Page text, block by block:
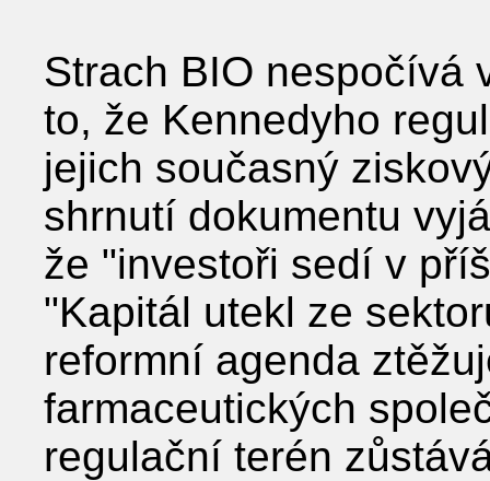
Strach BIO nespočívá
to, že Kennedyho
jejich současný
shrnutí dokumentu
že "investoři sedí v
"Kapitál utekl ze
reformní agenda
farmaceutických
regulační terén